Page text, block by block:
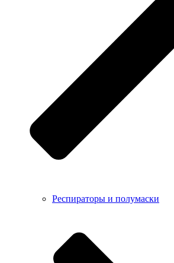
Респираторы и полумаски